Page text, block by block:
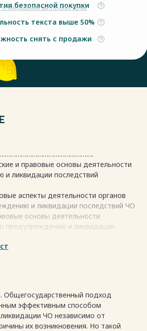
нарушении авторских прав
безопасной покупки
текста выше 50%
снять с продажи
и правовые основы деятельности
и ликвидации последствий
аспекты деятельности органов
и ликвидации последствий ЧО
основы деятельности
предупреждению и ликвидации
по предупреждению и ликвидации
цель, задачи и функции
ГО и ЧС администрации г. Хабаровска
деятельности
Хабаровска по предупреждению и
Общегосударственный подход
эффективным способом
ЧО независимо от
их возникновения. Но такой